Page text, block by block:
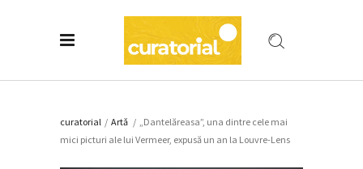
curatorial / Artǎ / „Dantelăreasa”, una dintre cele mai
mici picturi ale lui Vermeer, expusă un an la Louvre-Lens